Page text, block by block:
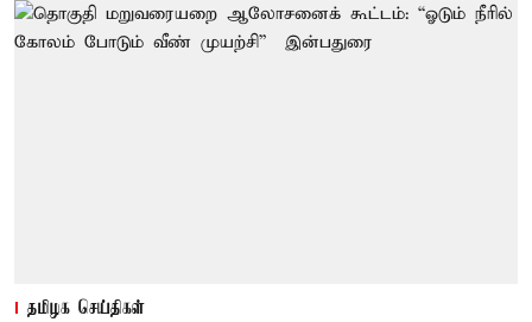
தமிழக செய்திகள்